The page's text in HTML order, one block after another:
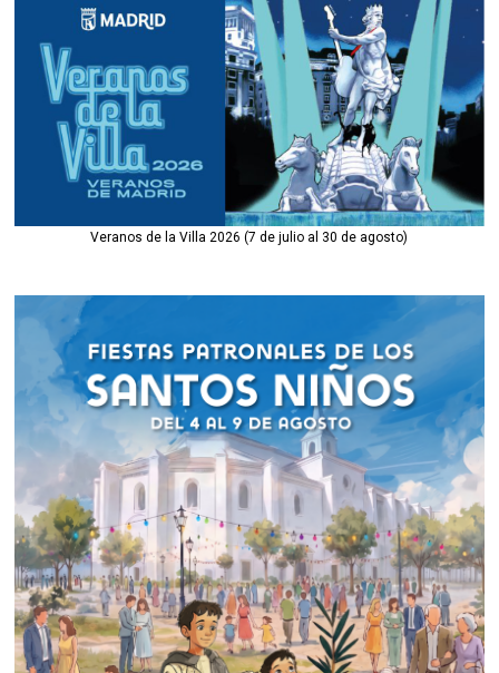
Veranos de la Villa 2026 (7 de julio al 30 de agosto)